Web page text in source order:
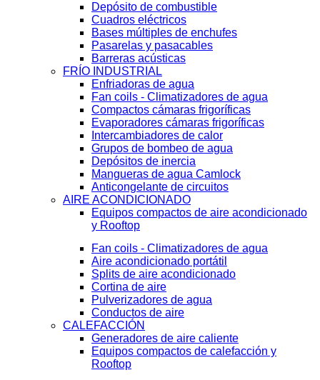
Depósito de combustible
Cuadros eléctricos
Bases múltiples de enchufes
Pasarelas y pasacables
Barreras acústicas
FRÍO INDUSTRIAL
Enfriadoras de agua
Fan coils - Climatizadores de agua
Compactos cámaras frigoríficas
Evaporadores cámaras frigoríficas
Intercambiadores de calor
Grupos de bombeo de agua
Depósitos de inercia
Mangueras de agua Camlock
Anticongelante de circuitos
AIRE ACONDICIONADO
Equipos compactos de aire acondicionado
y Rooftop
Fan coils - Climatizadores de agua
Aire acondicionado portátil
Splits de aire acondicionado
Cortina de aire
Pulverizadores de agua
Conductos de aire
CALEFACCIÓN
Generadores de aire caliente
Equipos compactos de calefacción y
Rooftop